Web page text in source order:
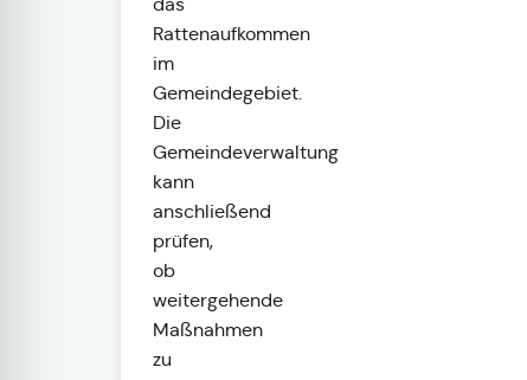
Rattenaufkommen
im
Gemeindegebiet.
Die
Gemeindeverwaltung
kann
anschließend
prüfen,
ob
weitergehende
Maßnahmen
zu